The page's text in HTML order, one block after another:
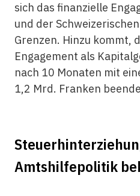
sich das finanzielle
und der
Grenzen. Hinzu kommt,
Engagement als
nach 10 Monaten mit
1,2 Mrd. Franken
Amtshilfepolitik